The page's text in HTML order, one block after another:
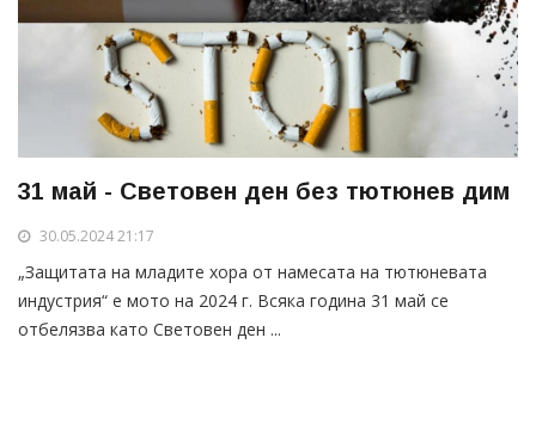
31 май - Световен ден без тютюнев дим
30.05.2024 21:17
„Защитата на младите хора от намесата на тютюневата
индустрия“ е мото на 2024 г. Всяка година 31 май се
отбелязва като Световен ден ...